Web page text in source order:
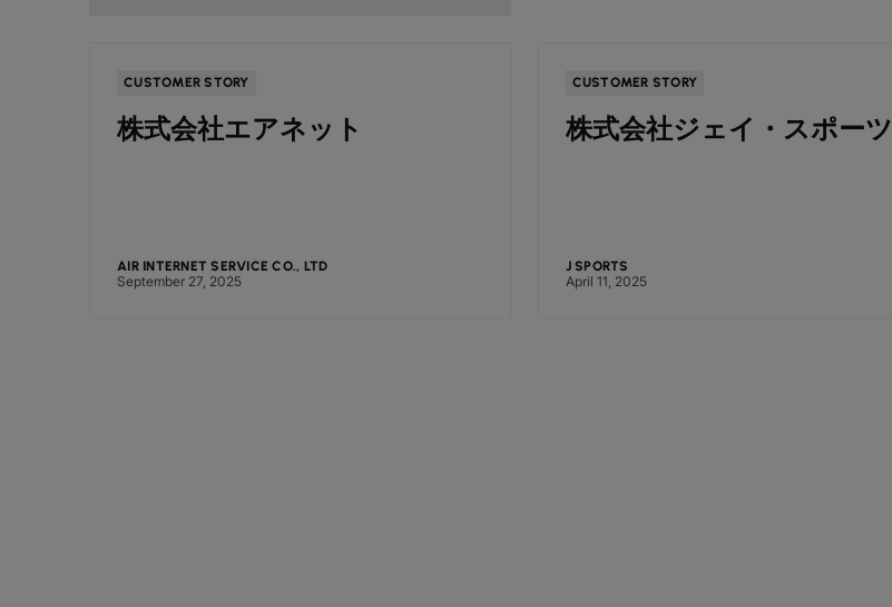
CUSTOMER STORY
株式会社エアネット
AIR INTERNET SERVICE CO., LTD
September 27, 2025
CUSTOMER STORY
株式会社ジェイ・スポーツ
J SPORTS
April 11, 2025